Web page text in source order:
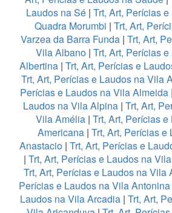
Laudos na Sé | Trt, Art, Perícias
Quadra Morumbi | Trt, Art,
Varzea da Barra Funda | Trt, Art,
Vila Albano| Trt, Art, Perícias
Albertina | Trt, Art, Perícias e
Trt, Art, Perícias e Laudos na Vila
Perícias e Laudos na Vila Almeida |
Laudos na Vila Alpina | Trt, Art,
Vila Amélia | Trt, Art, Perícias
Americana| Trt, Art, Perícias e
Anastacio | Trt, Art, Perícias e
| Trt, Art, Perícias e Laudos na
Trt, Art, Perícias e Laudos na Vila
Perícias e Laudos na Vila Antonina
Laudos na Vila Arcadia | Trt, Art,